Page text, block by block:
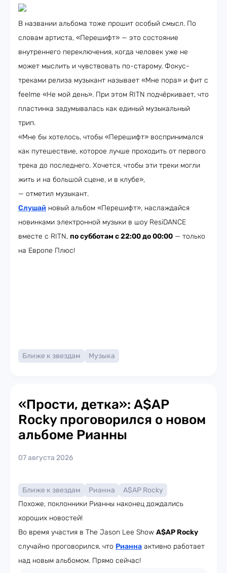
В названии альбома тоже прошит особый смысл. По
словам артиста, «Перешифт» — это состояние
внутреннего переключения, когда человек уже не
может мыслить и чувствовать по-старому. Фокус-
треками релиза музыкант называет «Мне пора» и фит с
feelme «Не мой день». При этом RITN подчёркивает, что
пластинка задумывалась как единый музыкальный
трип.
«Мне бы хотелось, чтобы «Перешифт» воспринимался
как путешествие, которое лучше проходить от первого
трека до последнего. Хочется, чтобы эти треки могли
жить и на большой сцене, и в клубе»,
— отметил музыкант.
Слушай новый альбом «Перешифт», наслаждайся
новинками электронной музыки в шоу ResiDANCE
вместе с RITN, по субботам с 22:00 до 00:00 — только
на Европе Плюс!​
Ближе к звездам Музыка
«Прости, детка»: A$AP
Rocky проговорился о новом
альбоме Рианны
07 августа 2026
Ближе к звездам Рианна
A$AP Rocky
Похоже, поклонники Рианны наконец дождались
хороших новостей!
Во время участия в The Jason Lee Show A$AP Rocky
случайно проговорился, что Рианна активно работает
над новым альбомом. Прямо сейчас!